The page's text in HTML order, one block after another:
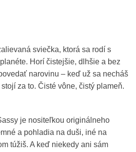
sviečka, ktorá sa rodí s
Horí čistejšie, dlhšie a bez
narovinu – keď už sa necháš
za to. Čisté vône, čistý plameň.
je nositeľkou originálneho
a pohladia na duši, iné na
túžiš. A keď niekedy ani sám